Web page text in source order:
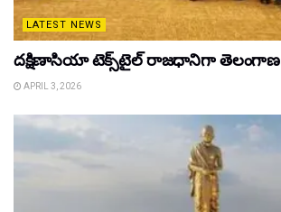
LATEST NEWS
దక్షిణాసియా టెక్స్‌టైల్ రాజధానిగా తెలంగాణ
APRIL 3, 2026